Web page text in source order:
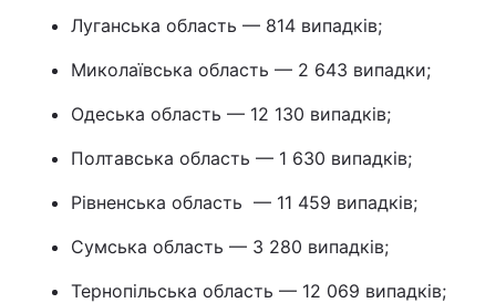
Луганська область — 814 випадків;
Миколаївська область — 2 643 випадки;
Одеська область — 12 130 випадків;
Полтавська область — 1 630 випадків;
Рівненська область — 11 459 випадків;
Сумська область — 3 280 випадків;
Тернопільська область — 12 069 випадків;